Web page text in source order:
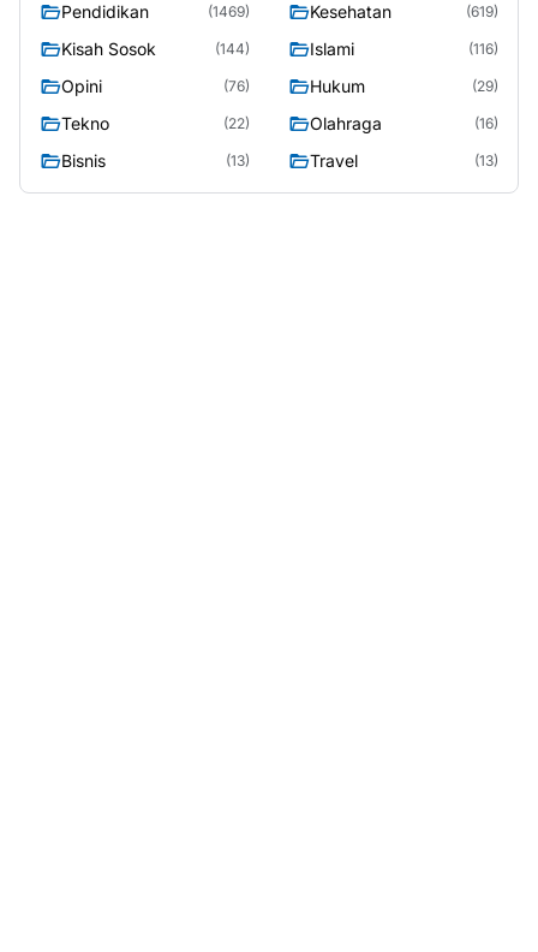
Pendidikan (1469) Kesehatan (619)
Kisah Sosok (144) Islami (116)
Opini (76) Hukum (29)
Tekno (22) Olahraga (16)
Bisnis (13) Travel (13)